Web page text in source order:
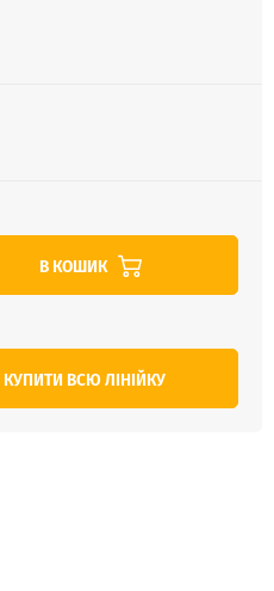
В КОШИК
КУПИТИ ВСЮ ЛІНІЙКУ